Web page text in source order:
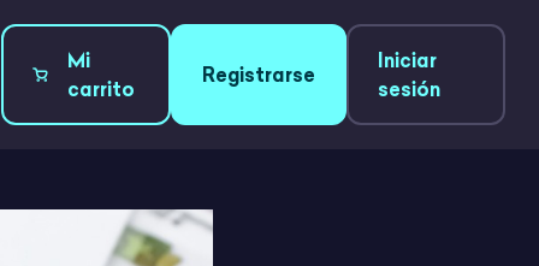
Mi
carrito
Registrarse
Iniciar
sesión